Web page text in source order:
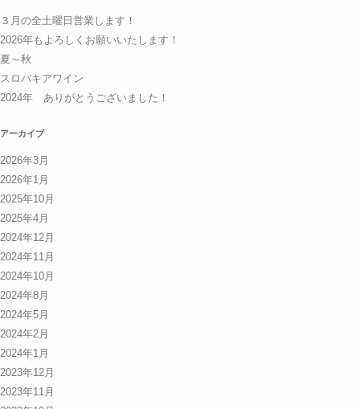
３月の全土曜日営業します！
2026年もよろしくお願いいたします！
夏～秋
スロバキアワイン
2024年 ありがとうございました！
アーカイブ
2026年3月
2026年1月
2025年10月
2025年4月
2024年12月
2024年11月
2024年10月
2024年8月
2024年5月
2024年2月
2024年1月
2023年12月
2023年11月